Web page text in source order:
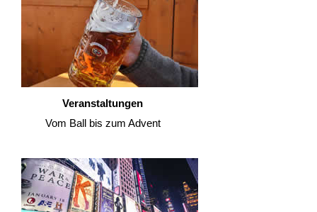
Veranstaltungen
Vom Ball bis zum Advent